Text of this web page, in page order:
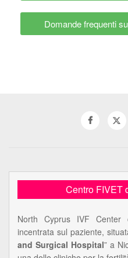
Domande frequenti
Centro FIVET
North Cyprus IVF
incentrata sul paziente,
and Surgical Hospital” a